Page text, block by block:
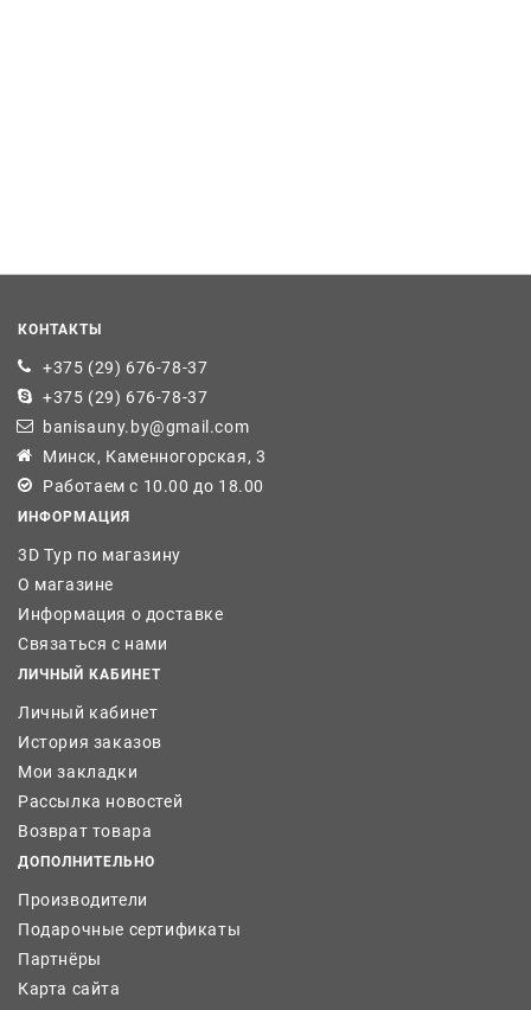
КОНТАКТЫ
+375 (29) 676-78-37
+375 (29) 676-78-37
banisauny.by@gmail.com
Минск, Каменногорская, 3
Работаем с 10.00 до 18.00
ИНФОРМАЦИЯ
3D Тур по магазину
О магазине
Информация о доставке
Связаться с нами
ЛИЧНЫЙ КАБИНЕТ
Личный кабинет
История заказов
Мои закладки
Рассылка новостей
Возврат товара
ДОПОЛНИТЕЛЬНО
Производители
Подарочные сертификаты
Партнёры
Карта сайта